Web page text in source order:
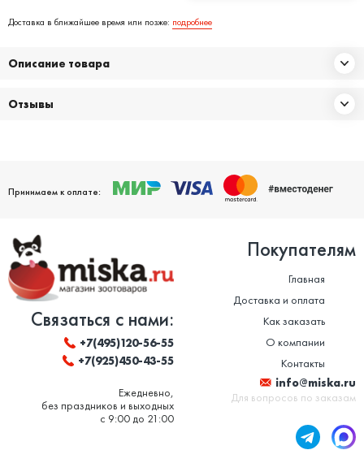
Доставка в ближайшее время или позже: подробнее
Описание товара
Отзывы
Принимаем к оплате:
Связаться с нами:
+7(495)120-56-55
+7(925)450-43-55
Ежедневно,
без праздников и выходных
с 9:00 до 21:00
Покупателям
Главная
Доставка и оплата
Как заказать
О компании
Контакты
info@miska.ru
Для вопросов по заказам